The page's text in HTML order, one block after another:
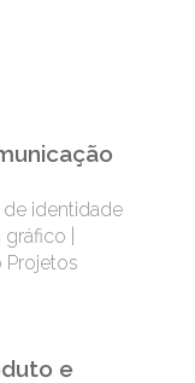
identidade
|
Projetos
e